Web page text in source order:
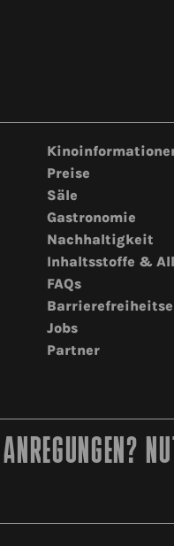
Preise
Säle
Gastronomie
Nachhaltigkeit
Inhaltsstoffe &
FAQs
Jobs
Partner